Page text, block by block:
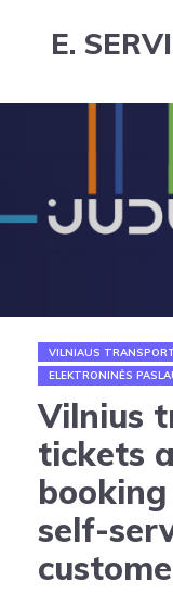
E.
VILNIAUS
ELEKTRONINĖS
Vilnius
tickets
self-